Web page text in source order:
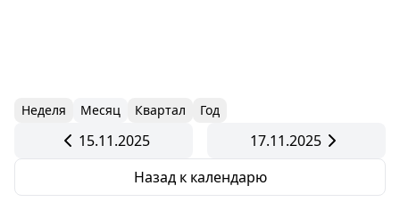
Неделя Месяц Квартал Год
15.11.2025
17.11.2025
Назад к календарю